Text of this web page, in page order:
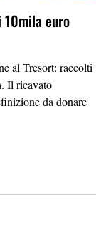
euro
al Tresort: raccolti
Il ricavato
da donare